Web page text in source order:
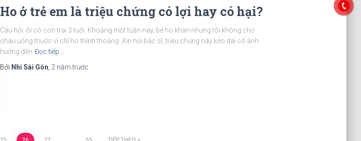
Ho ở trẻ em là triệu chứng có lợi hay có hại?
Câu hỏi: ôi có con trai 3 tuổi. Khoảng một tuần nay, bé ho khan nhưng tôi không cho
cháu uống thuốc vì chỉ ho thỉnh thoảng. Xin hỏi bác sĩ, triệu chứng này kéo dài có ảnh
hưởng đến Đọc tiếp…
Bởi Nhi Sài Gòn, 2 nămtrước